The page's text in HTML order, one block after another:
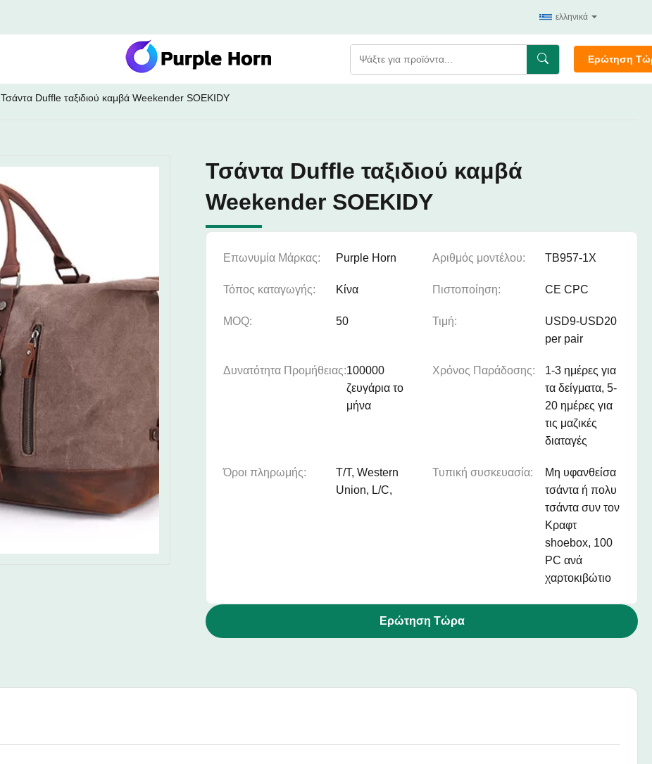
ελληνικά
Ερώτηση
Τσάντα Duffle ταξιδιού καμβά Weekender SOEKIDY
Τσάντα Duffle ταξιδιού καμβά
Weekender SOEKIDY
Επωνυμία Μάρκας: Purple Horn Αριθμός μοντέλου: TB957-1X
Τόπος καταγωγής: Κίνα Πιστοποίηση: CE CPC
MOQ: 50 Τιμή:
USD9-USD20
per pair
Δυνατότητα Προμήθειας:100000
ζευγάρια το
μήνα
Χρόνος Παράδοσης:
1-3 ημέρες για
τα δείγματα, 5-
20 ημέρες για
τις μαζικές
διαταγές
Όροι πληρωμής:
T/T, Western
Union, L/C,
Τυπική συσκευασία:
Μη υφανθείσα
τσάντα ή πολυ
τσάντα συν τον
Κραφτ
shoebox, 100
PC ανά
χαρτοκιβώτιο
Ερώτηση Τώρα